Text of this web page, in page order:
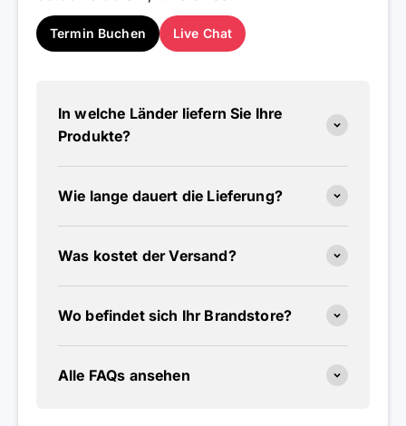
Termin Buchen Live Chat
In welche Länder liefern Sie Ihre
Produkte?
Wie lange dauert die Lieferung?
Was kostet der Versand?
Wo befindet sich Ihr Brandstore?
Alle FAQs ansehen